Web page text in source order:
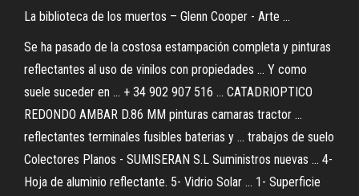
La biblioteca de los muertos – Glenn Cooper - Arte ...
Se ha pasado de la costosa estampación completa y pinturas
reflectantes al uso de vinilos con propiedades ... Y como
suele suceder en ... + 34 902 907 516 ... CATADRIOPTICO
REDONDO AMBAR D.86 MM pinturas camaras tractor ...
reflectantes terminales fusibles baterias y ... trabajos de suelo
Colectores Planos - SUMISERAN S.L Suministros nuevas ... 4-
Hoja de aluminio reflectante. 5- Vidrio Solar ... 1- Superficie